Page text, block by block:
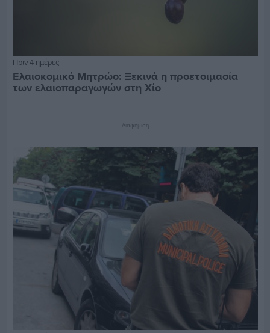
Πριν 4 ημέρες
Ελαιοκομικό Μητρώο: Ξεκινά η προετοιμασία
των ελαιοπαραγωγών στη Χίο
Διαφήμιση